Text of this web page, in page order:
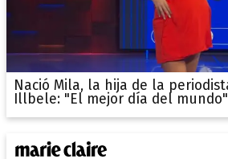
Nació Mila, la hija de la
Illbele: "El mejor día del mundo"